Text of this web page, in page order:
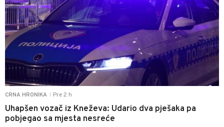
CRNA HRONIKA Pre 2 h
Uhapšen vozač iz Kneževa: Udario dva pješaka pa
pobjegao sa mjesta nesreće